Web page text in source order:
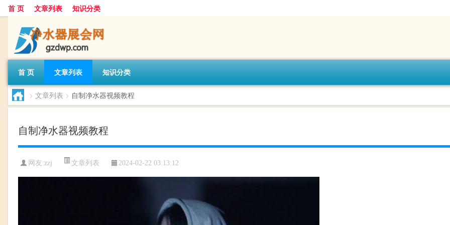
首 页 文章列表 知识分类
首 页 文章列表 知识分类
> 文章列表 > 自制净水器视频教程
自制净水器视频教程
网友:zzj 文章列表 2024-02-22 03:13:12